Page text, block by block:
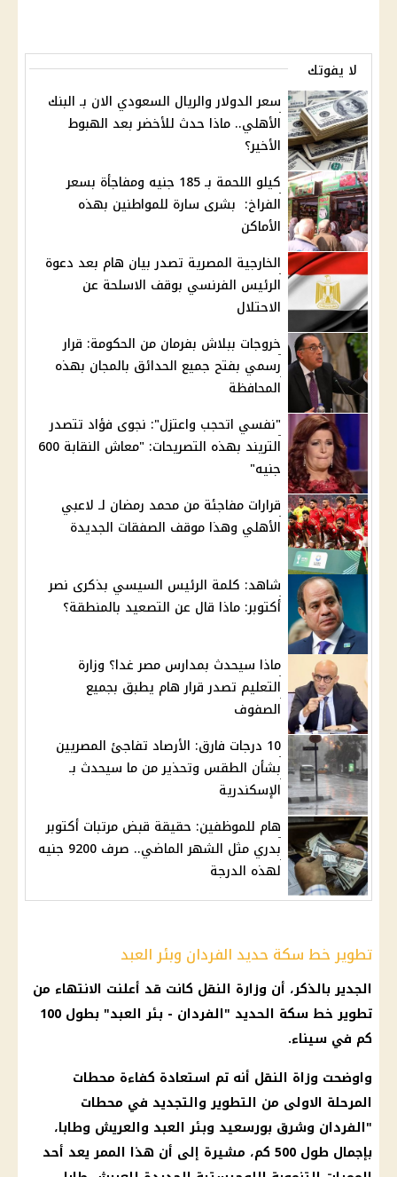
لا يفوتك
سعر الدولار والريال السعودي الان بـ البنك
الأهلي.. ماذا حدث للأخضر بعد الهبوط
الأخير؟
كيلو اللحمة بـ 185 جنيه ومفاجأة بسعر
الفراخ: بشرى سارة للمواطنين بهذه
الأماكن
الخارجية المصرية تصدر بيان هام بعد دعوة
الرئيس الفرنسي بوقف الاسلحة عن
الاحتلال
خروجات ببلاش بفرمان من الحكومة: قرار
رسمي بفتح جميع الحدائق بالمجان بهذه
المحافظة
"نفسي اتحجب واعتزل": نجوى فؤاد تتصدر
التريند بهذه التصريحات: "معاش النقابة 600
جنيه"
قرارات مفاجئة من محمد رمضان لـ لاعبي
الأهلي وهذا موقف الصفقات الجديدة
شاهد: كلمة الرئيس السيسي بذكرى نصر
أكتوبر: ماذا قال عن التصعيد بالمنطقة؟
ماذا سيحدث بمدارس مصر غدا؟ وزارة
التعليم تصدر قرار هام يطبق بجميع
الصفوف
10 درجات فارق: الأرصاد تفاجئ المصريين
بشأن الطقس وتحذير من ما سيحدث بـ
الإسكندرية
هام للموظفين: حقيقة قبض مرتبات أكتوبر
بدري مثل الشهر الماضي.. صرف 9200 جنيه
لهذه الدرجة
تطوير خط سكة حديد الفردان وبئر العبد
الجدير بالذكر، أن وزارة النقل كانت قد أعلنت الانتهاء من
تطوير خط سكة الحديد "الفردان - بئر العبد" بطول 100
كم في سيناء.
واوضحت وزاة النقل أنه تم استعادة كفاءة محطات
المرحلة الاولى من التطوير والتجديد في محطات
"الفردان وشرق بورسعيد وبئر العبد والعريش وطابا،
بإجمال طول 500 كم، مشيرة إلى أن هذا الممر يعد أحد